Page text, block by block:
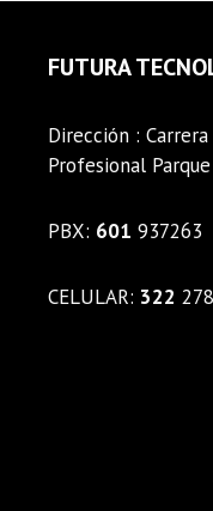
FUTURA
Dirección :
Profesional
PBX: 601 937263
CELULAR: 322